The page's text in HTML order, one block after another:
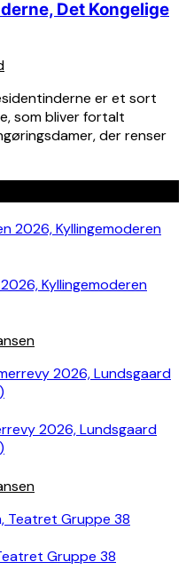
Det Kongelige
er et sort
som bliver fortalt
der renser
Kyllingemoderen
2026, Lundsgaard
Gruppe 38